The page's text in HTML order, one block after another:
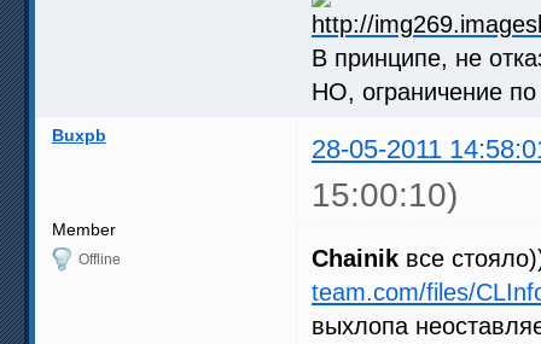
В принципе, не
НО, ограничение
Buxpb 28-05-2011
15:00:10)
Member
Offline Chainik все
team.com/files/
выхлопа